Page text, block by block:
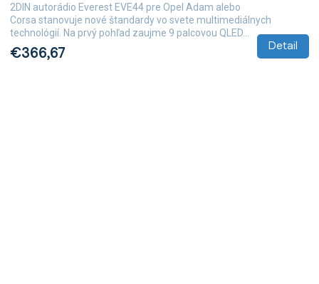
€366,67 Detail
2DIN autorádio Everest EVE44 pre Opel Adam alebo
Corsa stanovuje nové štandardy vo svete multimediálnych
technológií. Na prvý pohľad zaujme 9 palcovou QLED...